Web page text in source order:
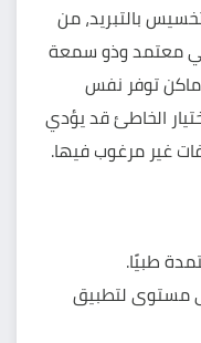
بالتبريد، من
معتمد وذو سمعة
توفر نفس
الخاطئ قد يؤدي
غير مرغوب فيها.
طبيًا.
مستوى لتطبيق